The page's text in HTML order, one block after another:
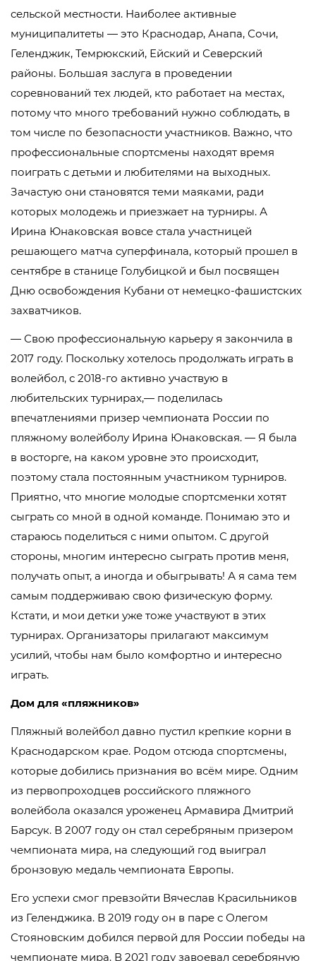
сельской местности. Наиболее активные
муниципалитеты — это Краснодар, Анапа, Сочи,
Геленджик, Темрюкский, Ейский и Северский
районы. Большая заслуга в проведении
соревнований тех людей, кто работает на местах,
потому что много требований нужно соблюдать, в
том числе по безопасности участников. Важно, что
профессиональные спортсмены находят время
поиграть с детьми и любителями на выходных.
Зачастую они становятся теми маяками, ради
которых молодежь и приезжает на турниры. А
Ирина Юнаковская вовсе стала участницей
решающего матча суперфинала, который прошел в
сентябре в станице Голубицкой и был посвящен
Дню освобождения Кубани от немецко-фашистских
захватчиков.
— Свою профессиональную карьеру я закончила в
2017 году. Поскольку хотелось продолжать играть в
волейбол, с 2018-го активно участвую в
любительских турнирах,— поделилась
впечатлениями призер чемпионата России по
пляжному волейболу Ирина Юнаковская. — Я была
в восторге, на каком уровне это происходит,
поэтому стала постоянным участником турниров.
Приятно, что многие молодые спортсменки хотят
сыграть со мной в одной команде. Понимаю это и
стараюсь поделиться с ними опытом. С другой
стороны, многим интересно сыграть против меня,
получать опыт, а иногда и обыгрывать! А я сама тем
самым поддерживаю свою физическую форму.
Кстати, и мои детки уже тоже участвуют в этих
турнирах. Организаторы прилагают максимум
усилий, чтобы нам было комфортно и интересно
играть.
Дом для «пляжников»
Пляжный волейбол давно пустил крепкие корни в
Краснодарском крае. Родом отсюда спортсмены,
которые добились признания во всём мире. Одним
из первопроходцев российского пляжного
волейбола оказался уроженец Армавира Дмитрий
Барсук. В 2007 году он стал серебряным призером
чемпионата мира, на следующий год выиграл
бронзовую медаль чемпионата Европы.
Его успехи смог превзойти Вячеслав Красильников
из Геленджика. В 2019 году он в паре с Олегом
Стояновским добился первой для России победы на
чемпионате мира. В 2021 году завоевал серебряную